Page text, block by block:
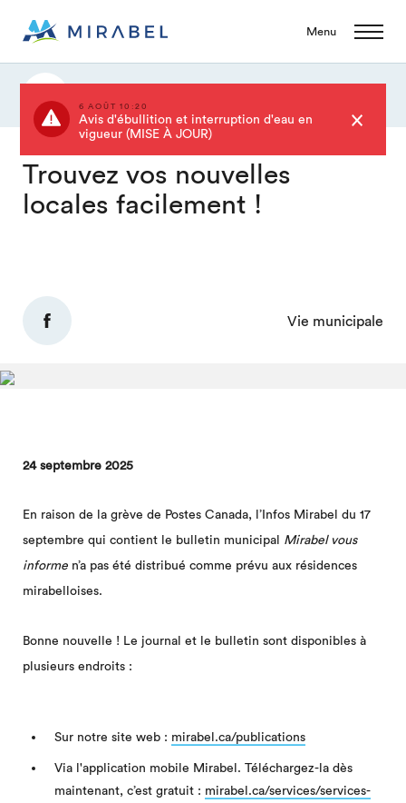
Menu
6 AOÛT 10:20
Avis d'ébullition et interruption d'eau en
vigueur (MISE À JOUR)
Trouvez vos nouvelles
locales facilement !
Vie municipale
24 septembre 2025
En raison de la grève de Postes Canada, l’Infos Mirabel du 17
septembre qui contient le bulletin municipal Mirabel vous
informe n’a pas été distribué comme prévu aux résidences
mirabelloises.
Bonne nouvelle ! Le journal et le bulletin sont disponibles à
plusieurs endroits :
Sur notre site web : mirabel.ca/publications
Via l'application mobile Mirabel. Téléchargez-la dès
maintenant, c’est gratuit : mirabel.ca/services/services-